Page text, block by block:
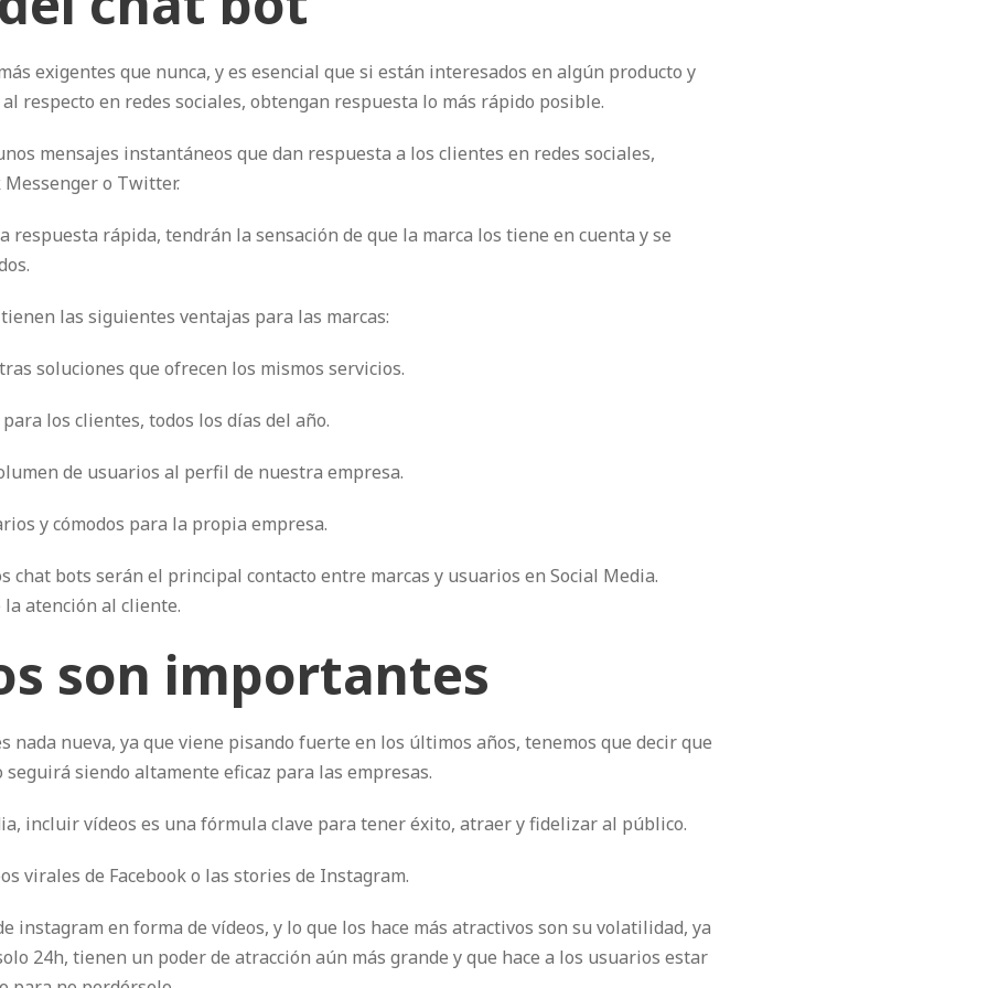
exigentes que nunca, y es esencial que si están interesados en algún producto y
respecto en redes sociales, obtengan respuesta lo más rápido posible.
mensajes instantáneos que dan respuesta a los clientes en redes sociales,
o Twitter.
respuesta rápida, tendrán la sensación de que la marca los tiene en cuenta y se
las siguientes ventajas para las marcas:
soluciones que ofrecen los mismos servicios.
los clientes, todos los días del año.
de usuarios al perfil de nuestra empresa.
y cómodos para la propia empresa.
chat bots serán el principal contacto entre marcas y usuarios en Social Media.
la atención al cliente.
son importantes
nada nueva, ya que viene pisando fuerte en los últimos años, tenemos que decir que
seguirá siendo altamente eficaz para las empresas.
incluir vídeos es una fórmula clave para tener éxito, atraer y fidelizar al público.
virales de Facebook o las stories de Instagram.
instagram en forma de vídeos, y lo que los hace más atractivos son su volatilidad, ya
24h, tienen un poder de atracción aún más grande y que hace a los usuarios estar